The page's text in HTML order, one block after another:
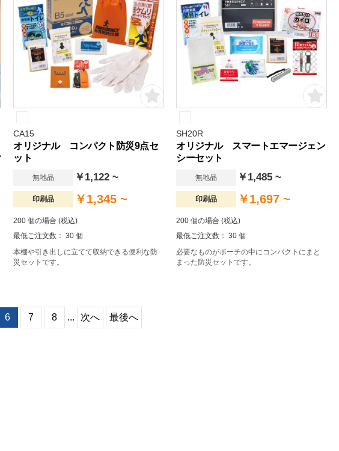
CA15
オリジナル コンパクト防災9点セ
ット
無地品 ￥1,122 ~
印刷品 ￥1,345 ~
200 個の場合 (税込)
最低ご注文数： 30 個
本棚や引き出しに立てて収納できる便利な防
災セットです。
SH20R
オリジナル スマートエマージェン
シーセット
無地品 ￥1,485 ~
印刷品 ￥1,697 ~
200 個の場合 (税込)
最低ご注文数： 30 個
必要なものがポーチの中にコンパクトにまと
まった防災セットです。
6 7 8 ... 次へ 最後へ